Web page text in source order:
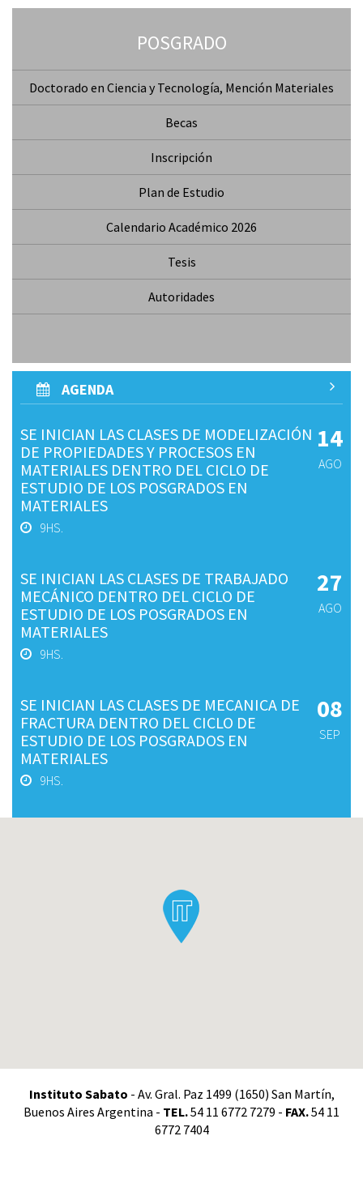
POSGRADO
Doctorado en Ciencia y Tecnología, Mención Materiales
Becas
Inscripción
Plan de Estudio
Calendario Académico 2026
Tesis
Autoridades
AGENDA
14
AGO
SE INICIAN LAS CLASES DE MODELIZACIÓN
DE PROPIEDADES Y PROCESOS EN
MATERIALES DENTRO DEL CICLO DE
ESTUDIO DE LOS POSGRADOS EN
MATERIALES
9HS.
27
AGO
SE INICIAN LAS CLASES DE TRABAJADO
MECÁNICO DENTRO DEL CICLO DE
ESTUDIO DE LOS POSGRADOS EN
MATERIALES
9HS.
08
SEP
SE INICIAN LAS CLASES DE MECANICA DE
FRACTURA DENTRO DEL CICLO DE
ESTUDIO DE LOS POSGRADOS EN
MATERIALES
9HS.
Instituto Sabato - Av. Gral. Paz 1499 (1650) San Martín,
Buenos Aires Argentina - TEL.54 11 6772 7279 - FAX.54 11
6772 7404